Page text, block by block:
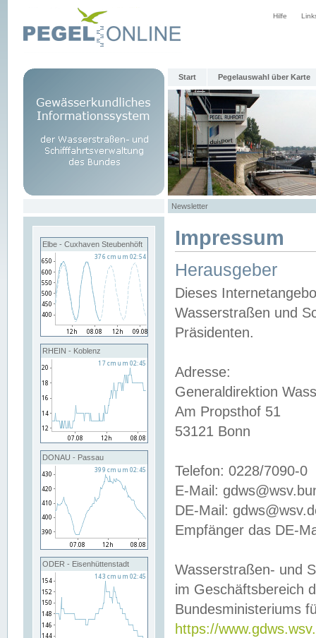
Hilfe
Start Pegelauswahl über Karte
Newsletter
Elbe - Cuxhaven Steubenhöft
RHEIN - Koblenz
DONAU - Passau
ODER - Eisenhüttenstadt
Impressum
Herausgeber
Dieses
Wasserstraßen und
Präsidenten.
Adresse:
Generaldirektion
Am Propsthof 51
53121 Bonn
Telefon: 0228/7090-0
E-Mail:
DE-Mail:
Empfänger das DE-
Wasserstraßen- und
im Geschäftsbereich
Bundesministeriums
https://